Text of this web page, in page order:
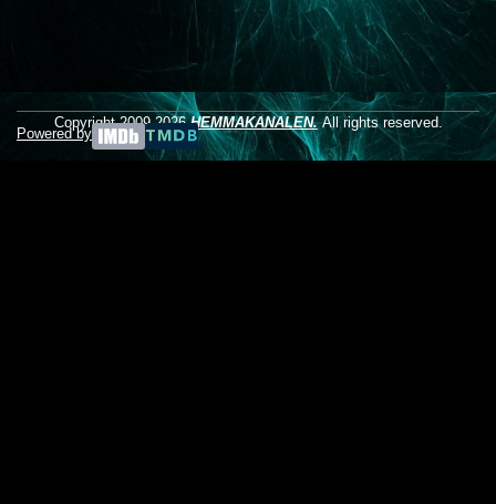
Copyright 2009-2026HEMMAKANALEN.All rights reserved.
Powered by